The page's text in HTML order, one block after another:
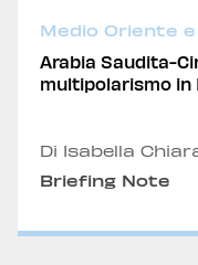
Medio Oriente
Arabia Saudita-
multipolarismo in
Di Isabella
Briefing Note